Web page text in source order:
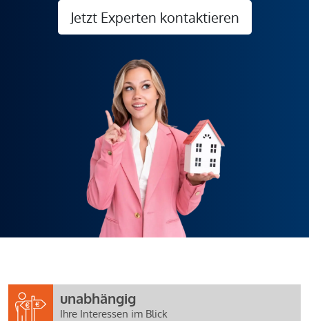
Jetzt Experten kontaktieren
unabhängig
Ihre Interessen im Blick